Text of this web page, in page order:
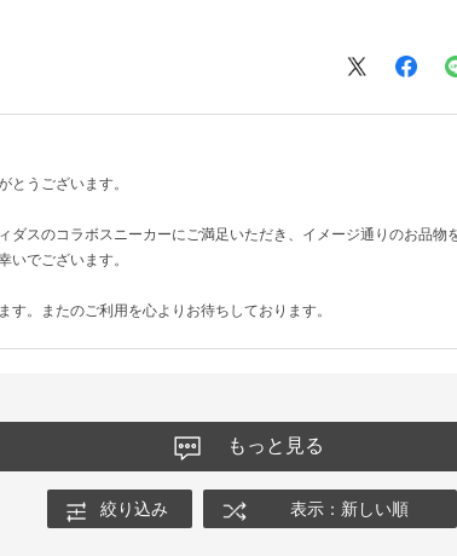
とうございます。
ダスのコラボスニーカーにご満足いただき、イメージ通りのお品物
いでございます。
。またのご利用を心よりお待ちしております。
もっと見る
絞り込み 表示：新しい順